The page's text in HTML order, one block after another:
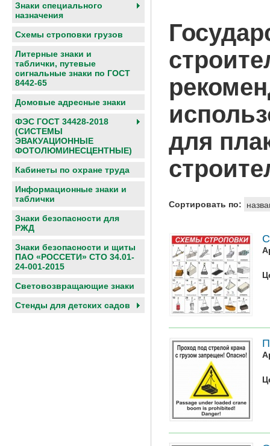
Знаки специального
назначения
Схемы строповки грузов
Литерные знаки и
таблички, путевые
сигнальные знаки по ГОСТ
8442-65
Домовые адресные знаки
ФЭС ГОСТ 34428-2018
(СИСТЕМЫ
ЭВАКУАЦИОННЫЕ
ФОТОЛЮМИНЕСЦЕНТНЫЕ)
Кабинеты по охране труда
Информационные знаки и
таблички
Знаки безопасности для
РЖД
Знаки безопасности и щиты
ПАО «РОССЕТИ» СТО 34.01-
24-001-2015
Световозвращающие знаки
Cтенды для детских садов
для
Сортировать по: